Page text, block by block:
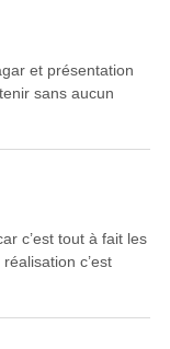
et présentation
sans aucun
c’est tout à fait les
c’est